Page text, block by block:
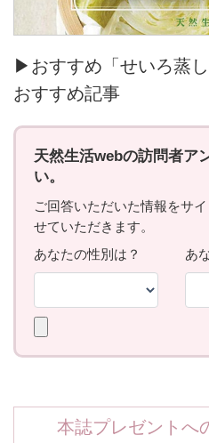
▶おすすめ「せいろ蒸
おすすめ記事
本誌プレゼントへ